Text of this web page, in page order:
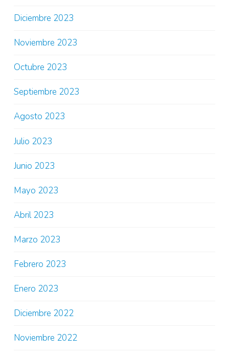
Diciembre 2023
Noviembre 2023
Octubre 2023
Septiembre 2023
Agosto 2023
Julio 2023
Junio 2023
Mayo 2023
Abril 2023
Marzo 2023
Febrero 2023
Enero 2023
Diciembre 2022
Noviembre 2022